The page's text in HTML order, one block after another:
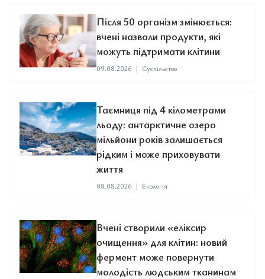
Після 50 організм змінюється:
вчені назвали продукти, які
можуть підтримати клітини
09.08.2026 | Суспільство
Таємниця під 4 кілометрами
льоду: антарктичне озеро
мільйони років залишається
рідким і може приховувати
життя
08.08.2026 | Екологія
Вчені створили «еліксир
очищення» для клітин: новий
фермент може повернути
молодість людським тканинам